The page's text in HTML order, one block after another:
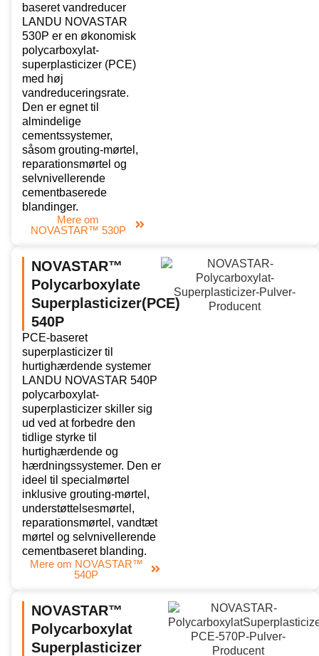
baseret vandreducer
LANDU NOVASTAR
530P er en økonomisk
polycarboxylat-
superplasticizer (PCE)
med høj
vandreduceringsrate.
Den er egnet til
almindelige
cementssystemer,
såsom grouting-mørtel,
reparationsmørtel og
selvnivellerende
cementbaserede
blandinger.
Mere om
NOVASTAR™ 530P
NOVASTAR™
Polycarboxylate
Superplasticizer(PCE)
540P
PCE-baseret
superplasticizer til
hurtighærdende systemer
LANDU NOVASTAR 540P
polycarboxylat-
superplasticizer skiller sig
ud ved at forbedre den
tidlige styrke til
hurtighærdende og
hærdningssystemer. Den er
ideel til specialmørtel
inklusive grouting-mørtel,
understøttelsesmørtel,
reparationsmørtel, vandtæt
mørtel og selvnivellerende
cementbaseret blanding.
Mere om NOVASTAR™
540P
NOVASTAR™
Polycarboxylat
Superplasticizer